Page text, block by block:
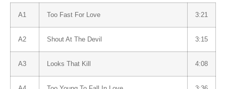
A1 Too Fast For Love 3:21
A2 Shout At The Devil 3:15
A3 Looks That Kill 4:08